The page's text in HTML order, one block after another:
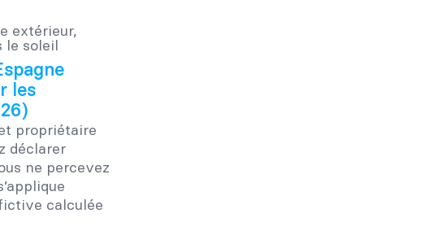
les
propriétaire
déclarer
ne percevez
calculée